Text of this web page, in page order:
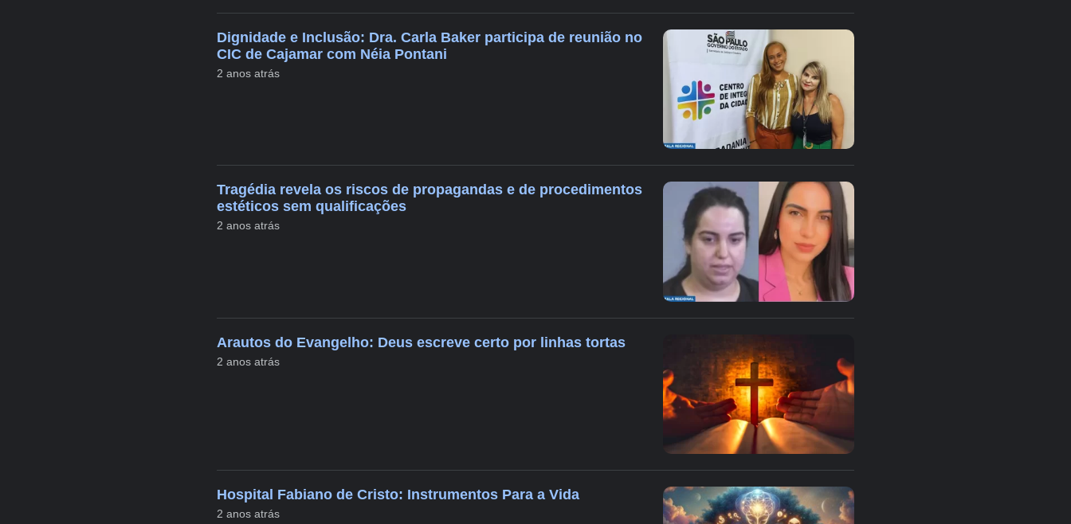
Dignidade e Inclusão: Dra. Carla Baker participa de reunião no
CIC de Cajamar com Néia Pontani
2 anos atrás
Tragédia revela os riscos de propagandas e de procedimentos
estéticos sem qualificações
2 anos atrás
Arautos do Evangelho: Deus escreve certo por linhas tortas
2 anos atrás
Hospital Fabiano de Cristo: Instrumentos Para a Vida
2 anos atrás